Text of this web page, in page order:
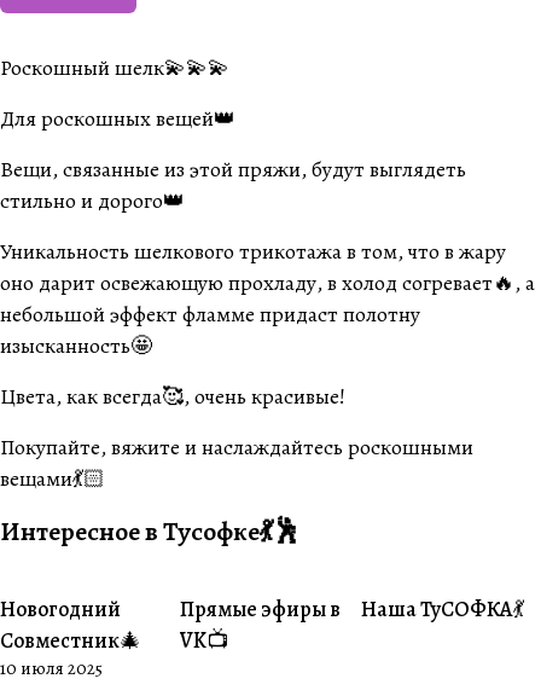
Роскошный шелк💫💫💫
Для роскошных вещей👑
Вещи, связанные из этой пряжи, будут выглядеть
стильно и дорого👑
Уникальность шелкового трикотажа в том, что в жару
оно дарит освежающую прохладу, в холод согревает🔥, а
небольшой эффект фламме придаст полотну
изысканность🤩
Цвета, как всегда🥰, очень красивые!
Покупайте, вяжите и наслаждайтесь роскошными
вещами💃🏻
Интересное в Тусофке💃🕺
#Совместники
Новогодний
Совместник🎄
10 июля 2025
#Житуха
Прямые эфиры в
VK📺
#Совместники
Наша ТуСОФКА💃